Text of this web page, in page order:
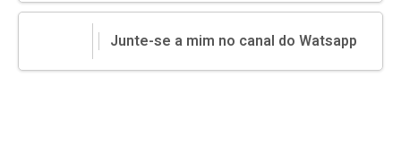
Junte-se a mim no canal do Watsapp